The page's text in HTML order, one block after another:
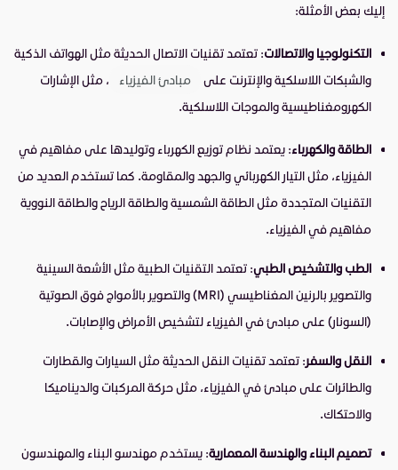
إليك بعض الأمثلة:
التكنولوجيا والاتصالات: تعتمد تقنيات الاتصال الحديثة مثل الهواتف الذكية
والشبكات اللاسلكية والإنترنت على
مبادئ الفيزياء
، مثل الإشارات
الكهرومغناطيسية والموجات اللاسلكية.
الطاقة والكهرباء: يعتمد نظام توزيع الكهرباء وتوليدها على مفاهيم في
الفيزياء، مثل التيار الكهربائي والجهد والمقاومة. كما تستخدم العديد من
التقنيات المتجددة مثل الطاقة الشمسية والطاقة الرياح والطاقة النووية
مفاهيم في الفيزياء.
الطب والتشخيص الطبي: تعتمد التقنيات الطبية مثل الأشعة السينية
والتصوير بالرنين المغناطيسي (MRI) والتصوير بالأمواج فوق الصوتية
(السونار) على مبادئ في الفيزياء لتشخيص الأمراض والإصابات.
النقل والسفر: تعتمد تقنيات النقل الحديثة مثل السيارات والقطارات
والطائرات على مبادئ في الفيزياء، مثل حركة المركبات والديناميكا
والاحتكاك.
تصميم البناء والهندسة المعمارية: يستخدم مهندسو البناء والمهندسون